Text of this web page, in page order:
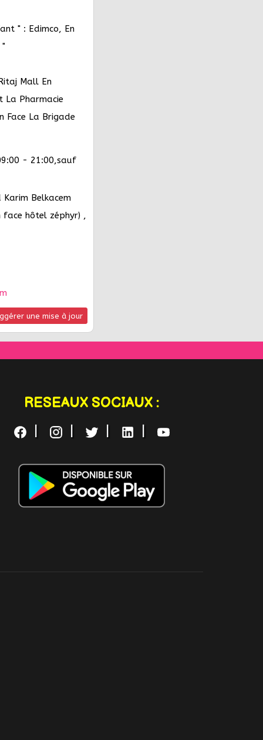
" : Edimco, En
"
Mall En
La Pharmacie
Face La Brigade
- 21:00,sauf
Belkacem
face hôtel zéphyr) ,
une mise à jour
RESEAUX SOCIAUX :